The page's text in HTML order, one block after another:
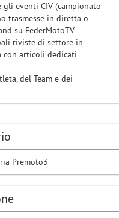
Premoto3
eventi CIV (campionato
trasmesse in diretta o
su FederMotoTV
riviste di settore in
con articoli dedicati
del Team e dei